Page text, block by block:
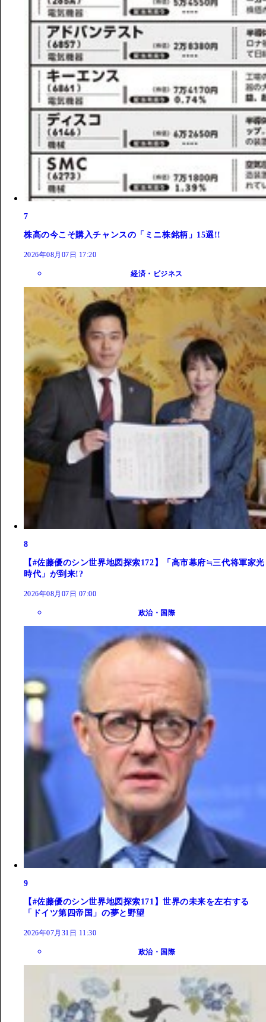
7
株高の今こそ購入チャンスの「ミニ株銘柄」15選!!
2026年08月07日 17:20
経済・ビジネス
8
【#佐藤優のシン世界地図探索172】「高市幕府≒三代将軍家光
時代」が到来!?
2026年08月07日 07:00
政治・国際
9
【#佐藤優のシン世界地図探索171】世界の未来を左右する
「ドイツ第四帝国」の夢と野望
2026年07月31日 11:30
政治・国際